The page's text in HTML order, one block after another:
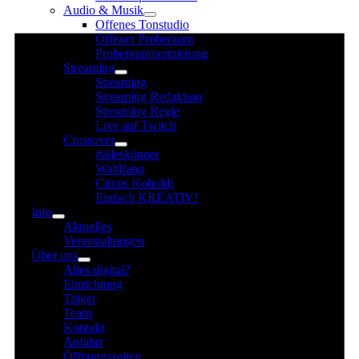
Audio & Musik
Offenes Tonstudio
Offener Proberaum
Proberaumvermietung
Streaming
Streaming
Streaming Redaktion
Streaming Regie
Live auf Twitch
Crossover
#alleskönner
Wahlfang
Circus Koboldi
Einfach KREATIV!
Info
Aktuelles
Veranstaltungen
Über uns
Alles digital?
Einrichtung
Träger
Team
Kontakt
Anfahrt
Öffnungszeiten
30.